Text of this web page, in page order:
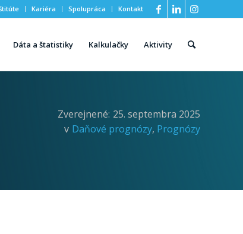
Kariéra Spolupráca Kontakt
Dáta a štatistiky Kalkulačky Aktivity
Zverejnené: 25. septembra 2025
v Daňové prognózy, Prognózy